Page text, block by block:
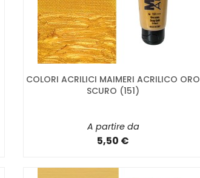
COLORI ACRILICI MAIMERI ACRILICO ORO
SCURO (151)
A partire da
5,50 €